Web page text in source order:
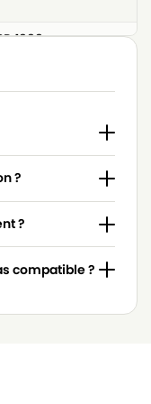
1999
6999
?
?
compatible ?